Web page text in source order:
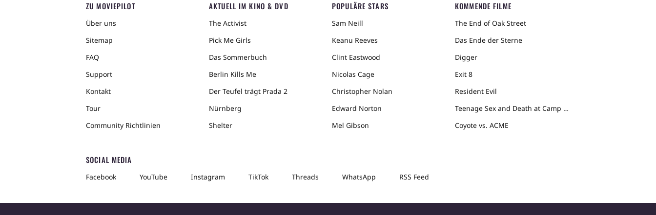
ZU MOVIEPILOT
Über uns
Sitemap
FAQ
Support
Kontakt
Tour
Community Richtlinien
AKTUELL IM KINO & DVD
The Activist
Pick Me Girls
Das Sommerbuch
Berlin Kills Me
Der Teufel trägt Prada 2
Nürnberg
Shelter
POPULÄRE STARS
Sam Neill
Keanu Reeves
Clint Eastwood
Nicolas Cage
Christopher Nolan
Edward Norton
Mel Gibson
KOMMENDE FILME
The End of Oak Street
Das Ende der Sterne
Digger
Exit 8
Resident Evil
Teenage Sex and Death at Camp Miasma
Coyote vs. ACME
SOCIAL MEDIA
Facebook YouTube Instagram TikTok Threads WhatsApp RSS Feed